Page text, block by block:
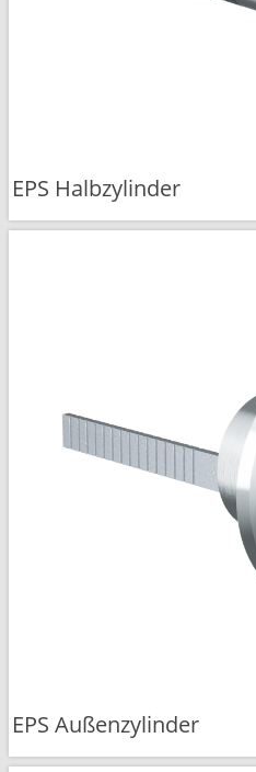
EPS Halbzylinder
EPS Außenzylinder